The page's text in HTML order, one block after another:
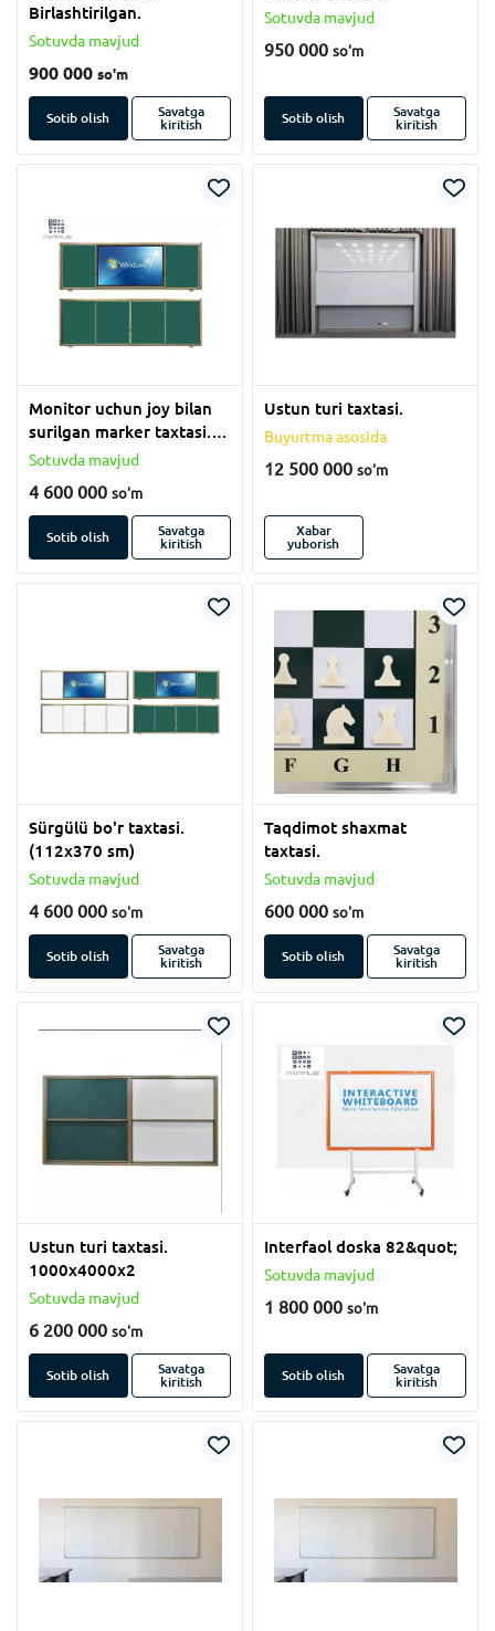
Birlashtirilgan.
Sotuvda mavjud
900 000 so'm
Sotib olish
Savatga
kiritish
Sotuvda mavjud
950 000 so'm
Sotib olish
Savatga
kiritish
Monitor uchun joy bilan
surilgan marker taxtasi.
(120x550 sm)
Sotuvda mavjud
4 600 000 so'm
Sotib olish
Savatga
kiritish
Ustun turi taxtasi.
Buyurtma asosida
12 500 000 so'm
Xabar
yuborish
Sürgülü bo'r taxtasi.
(112x370 sm)
Sotuvda mavjud
4 600 000 so'm
Sotib olish
Savatga
kiritish
Taqdimot shaxmat
taxtasi.
Sotuvda mavjud
600 000 so'm
Sotib olish
Savatga
kiritish
Ustun turi taxtasi.
1000x4000x2
Sotuvda mavjud
6 200 000 so'm
Sotib olish
Savatga
kiritish
Interfaol doska 82&quot;
Sotuvda mavjud
1 800 000 so'm
Sotib olish
Savatga
kiritish